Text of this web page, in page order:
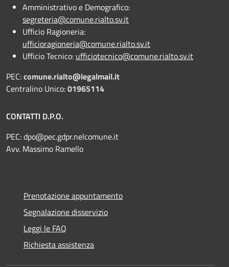
Amministrativo e Demografico:
segreteria@comune.rialto.sv.it
Ufficio Ragioneria:
ufficioragioneria@comune.rialto.sv.it
Ufficio Tecnico: ufficiotecnico@comune.rialto.sv.it
PEC:comune.rialto@legalmail.it
Centralino Unico:01965114
CONTATTI D.P.O.
PEC:dpo@pec.gdpr.nelcomune.it
Avv. Massimo Ramello
Prenotazione appuntamento
Segnalazione disservizio
Leggi le FAQ
Richiesta assistenza